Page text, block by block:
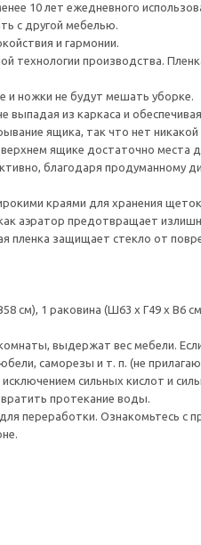
10 лет ежедневного
с другой мебелью.
и гармонии.
производства.
и ножки не будут мешать уборке.
из каркаса и
ящика, так что нет
ящике достаточно места
благодаря продуманному
краями для хранения
аэратор предотвращает
пленка защищает стекло от
1 раковина (Ш63 x Г49 x В6
выдержат вес мебели.
саморезы и т. п. (не
сильных кислот и
протекание воды.
переработки. Ознакомьтесь с